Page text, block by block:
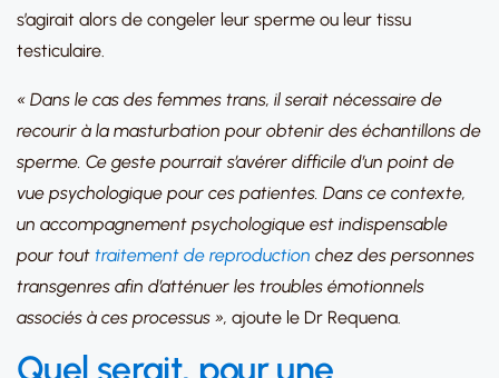
s’agirait alors de congeler leur sperme ou leur tissu
testiculaire.
« Dans le cas des femmes trans, il serait nécessaire de
recourir à la masturbation pour obtenir des échantillons de
sperme. Ce geste pourrait s’avérer difficile d’un point de
vue psychologique pour ces patientes. Dans ce contexte,
un accompagnement psychologique est indispensable
pour tout traitement de reproduction chez des personnes
transgenres afin d’atténuer les troubles émotionnels
associés à ces processus », ajoute le Dr Requena.
Quel serait, pour une